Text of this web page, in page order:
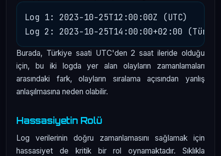
Log 1: 2023-10-25T12:00:00Z (UTC)
Burada, Türkiye saati UTC'den 2 saat ileride olduğu
için, bu iki logda yer alan olayların zamanlamaları
arasındaki fark, olayların sıralama açısından yanlış
anlaşılmasına neden olabilir.
Hassasiyetin Rolü
Log verilerinin doğru zamanlamasını sağlamak için
hassasiyet de kritik bir rol oynamaktadır. Sıklıkla